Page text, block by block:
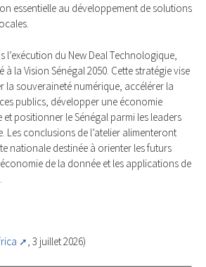
essentielle au développement de solutions
l’exécution du New Deal Technologique,
à la Vision Sénégal 2050. Cette stratégie vise
la souveraineté numérique, accélérer la
publics, développer une économie
positionner le Sénégal parmi les leaders
Les conclusions de l’atelier alimenteront
nationale destinée à orienter les futurs
de la donnée et les applications de
, 3 juillet 2026)